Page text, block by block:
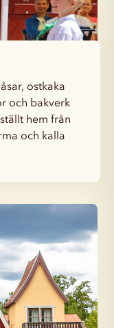
ostkaka
och bakverk
hem från
och kalla